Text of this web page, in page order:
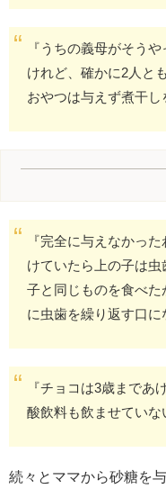
『うちの義母がそう
けれど、確かに2人と
おやつは与えず煮干し
『完全に与えなかっ
けていたら上の子は
子と同じものを食べ
に虫歯を繰り返す口に
『チョコは3歳まであ
酸飲料も飲ませていな
続々とママから砂糖を